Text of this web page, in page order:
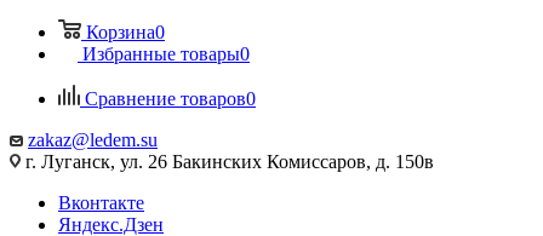
Корзина0
Избранные товары0
Сравнение товаров0
zakaz@ledem.su
г. Луганск, ул. 26 Бакинских Комиссаров, д. 150в
Вконтакте
Яндекс.Дзен